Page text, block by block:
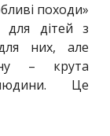
походи»
для дітей з
них, але
– крута
Це